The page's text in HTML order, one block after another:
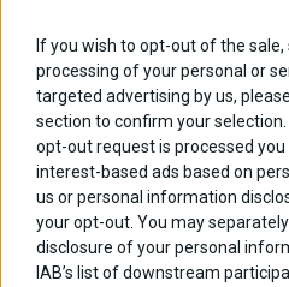
If you wish to opt-out of the
processing of your personal or
targeted advertising by us,
section to confirm your
opt-out request is processed
interest-based ads based on
us or personal information
your opt-out. You may
disclosure of your personal
IAB’s list of downstream
ΑΡΘΡΟΓΡΑΦΟΙ
Ελευθερία Κούρταλη
Οι «τιμωροί» των